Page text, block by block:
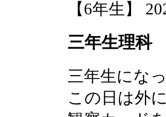
【6年生】
三年生理科
三年生にな
この日は外